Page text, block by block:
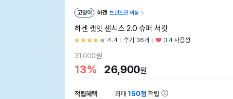
고양이 하겐 브랜드관 이동
하겐 캣잇 센시스 2.0 슈퍼 서킷
4.4 후기 36개 3.4 사용성
31,000원
13% 26,900원
적립혜택 최대150점 적립